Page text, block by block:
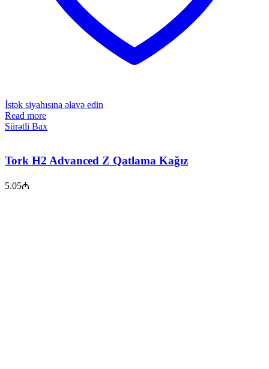
İstək siyahısına əlavə edin
Read more
Sürətli Bax
Tork H2 Advanced Z Qatlama Kağız
5.05₼